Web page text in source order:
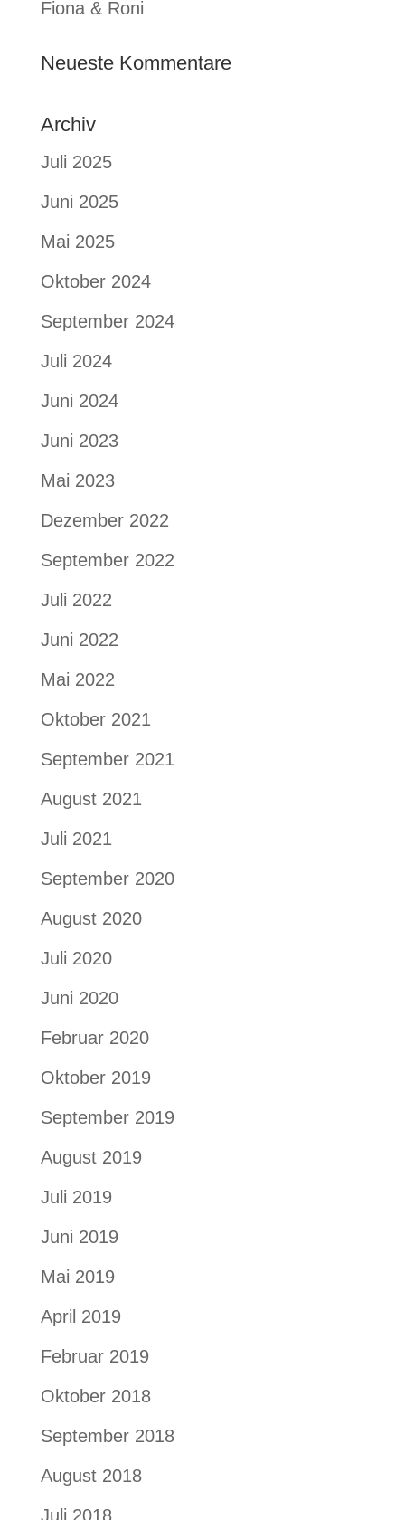
Fiona & Roni
Neueste Kommentare
Archiv
Juli 2025
Juni 2025
Mai 2025
Oktober 2024
September 2024
Juli 2024
Juni 2024
Juni 2023
Mai 2023
Dezember 2022
September 2022
Juli 2022
Juni 2022
Mai 2022
Oktober 2021
September 2021
August 2021
Juli 2021
September 2020
August 2020
Juli 2020
Juni 2020
Februar 2020
Oktober 2019
September 2019
August 2019
Juli 2019
Juni 2019
Mai 2019
April 2019
Februar 2019
Oktober 2018
September 2018
August 2018
Juli 2018